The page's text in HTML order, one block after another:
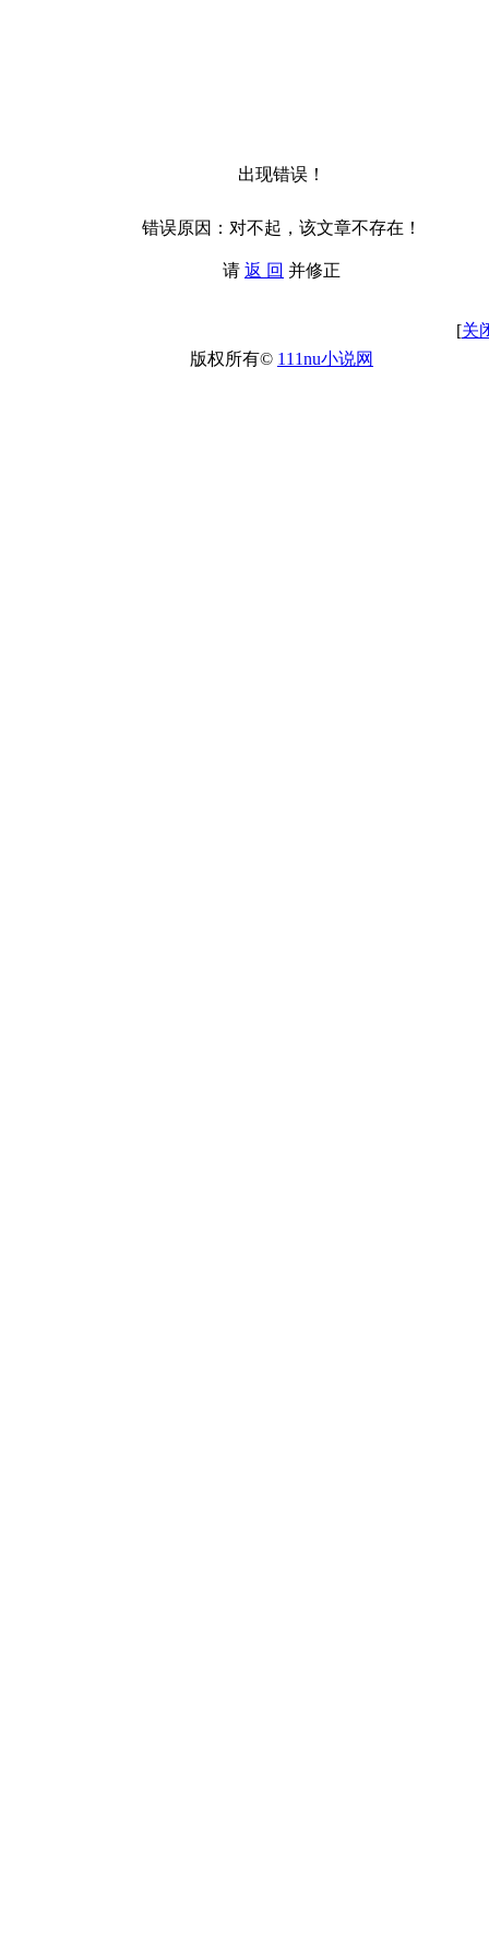
出现错误！
错误原因：对不起，该文章不存在！
请 返 回 并修正
[关
版权所有© 111nu小说网